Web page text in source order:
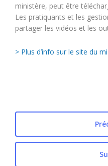
ministère, peut être
Les pratiquants et les
partager les vidéos et les
> Plus d’info sur le site du